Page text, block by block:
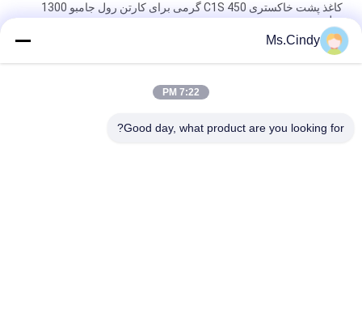
کاغذ پشت خاکستری C1S 450 گرمی برای کارتن رول جامبو 1300
میلی متر
نمونه رایگان خاکستری پشت
Ms.Cindy
7:22 PM
Good day, what product are you looking for?